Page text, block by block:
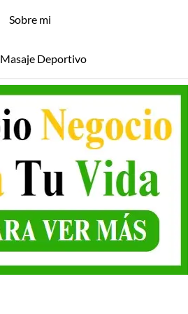
Sobre mi
Masaje Deportivo